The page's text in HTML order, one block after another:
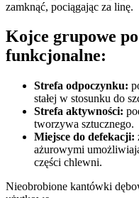
zamknąć, pociągając za linę.
Kojce grupowe
funkcjonalne:
Strefa odpoczynku:
stałej w stosunku do
Strefa aktywności:
tworzywa sztucznego.
Miejsce do defekacji:
ażurowymi
części chlewni.
Nieobrobione kantówki